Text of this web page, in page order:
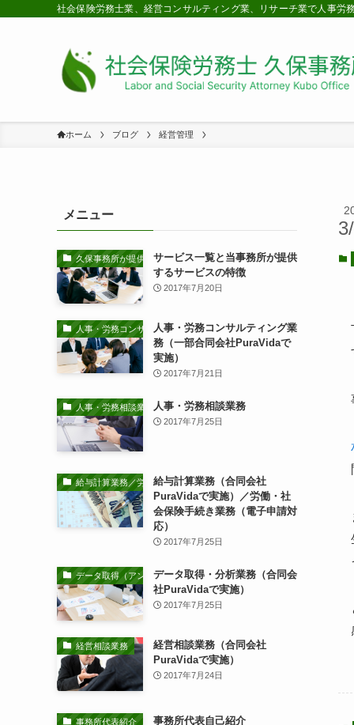
社会保険労務士業、経営コンサルティング業、リサーチ業で人事労
ホーム ブログ 経営管理
メニュー
久保事務所が提供するサービスの特徴サービス一覧と当事務所が提供
するサービスの特徴
2017年7月20日
人事・労務コンサルティング業務人事・労務コンサルティング業
務（一部合同会社PuraVidaで
実施）
2017年7月21日
人事・労務相談業務 人事・労務相談業務
2017年7月25日
給与計算業務／労働・社会保険手続き業務
給与計算業務（合同会社
PuraVidaで実施）／労働・社
会保険手続き業務（電子申請対
応）
2017年7月25日
データ取得（アンケート調査等）・分析業務
データ取得・分析業務（合同会
社PuraVidaで実施）
2017年7月25日
経営相談業務
経営相談業務（合同会社
PuraVidaで実施）
2017年7月24日
事務所代表紹介 事務所代表自己紹介